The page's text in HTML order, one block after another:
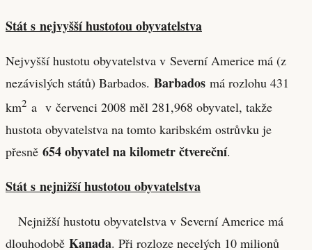
Stát s nejvyšší hustotou obyvatelstva
Nejvyšší hustotu obyvatelstva v Severní Americe má (z
nezávislých států) Barbados. Barbados má rozlohu 431
km2 a v červenci 2008 měl 281,968 obyvatel, takže
hustota obyvatelstva na tomto karibském ostrůvku je
přesně 654 obyvatel na kilometr čtvereční.
Stát s nejnižší hustotou obyvatelstva
Nejnižší hustotu obyvatelstva v Severní Americe má
dlouhodobě Kanada. Při rozloze necelých 10 milionů